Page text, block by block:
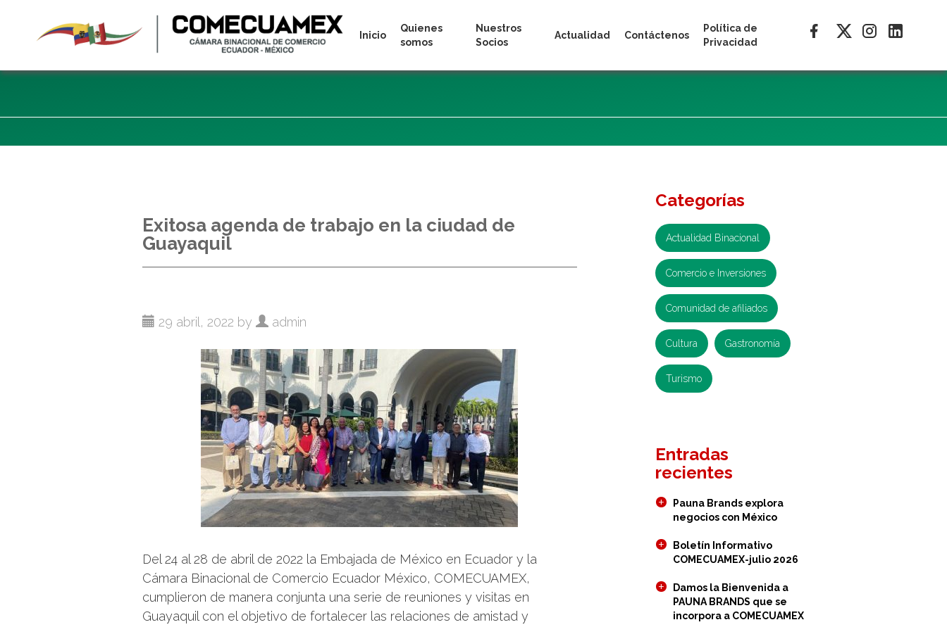
Inicio
Quienes
somos
Nuestros
Socios
Actualidad Contáctenos
Política de
Privacidad
Exitosa agenda de trabajo en la ciudad de
Guayaquil
29 abril, 2022 by admin
Del 24 al 28 de abril de 2022 la Embajada de México en Ecuador y la
Cámara Binacional de Comercio Ecuador México, COMECUAMEX,
cumplieron de manera conjunta una serie de reuniones y visitas en
Guayaquil con el objetivo de fortalecer las relaciones de amistad y
Categorías
Actualidad Binacional
Comercio e Inversiones
Comunidad de afiliados
Cultura Gastronomía
Turismo
Entradas
recientes
Pauna Brands explora
negocios con México
Boletín Informativo
COMECUAMEX-julio 2026
Damos la Bienvenida a
PAUNA BRANDS que se
incorpora a COMECUAMEX